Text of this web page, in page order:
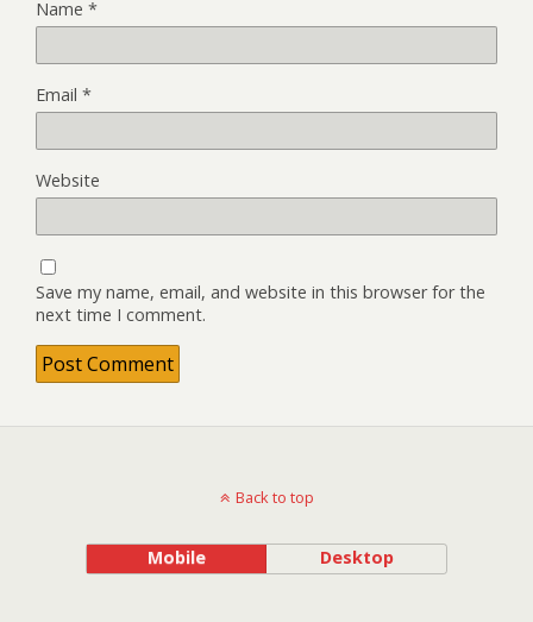
Name *
Email *
Website
Save my name, email, and website in this browser for the
next time I comment.
Back to top
Mobile Desktop